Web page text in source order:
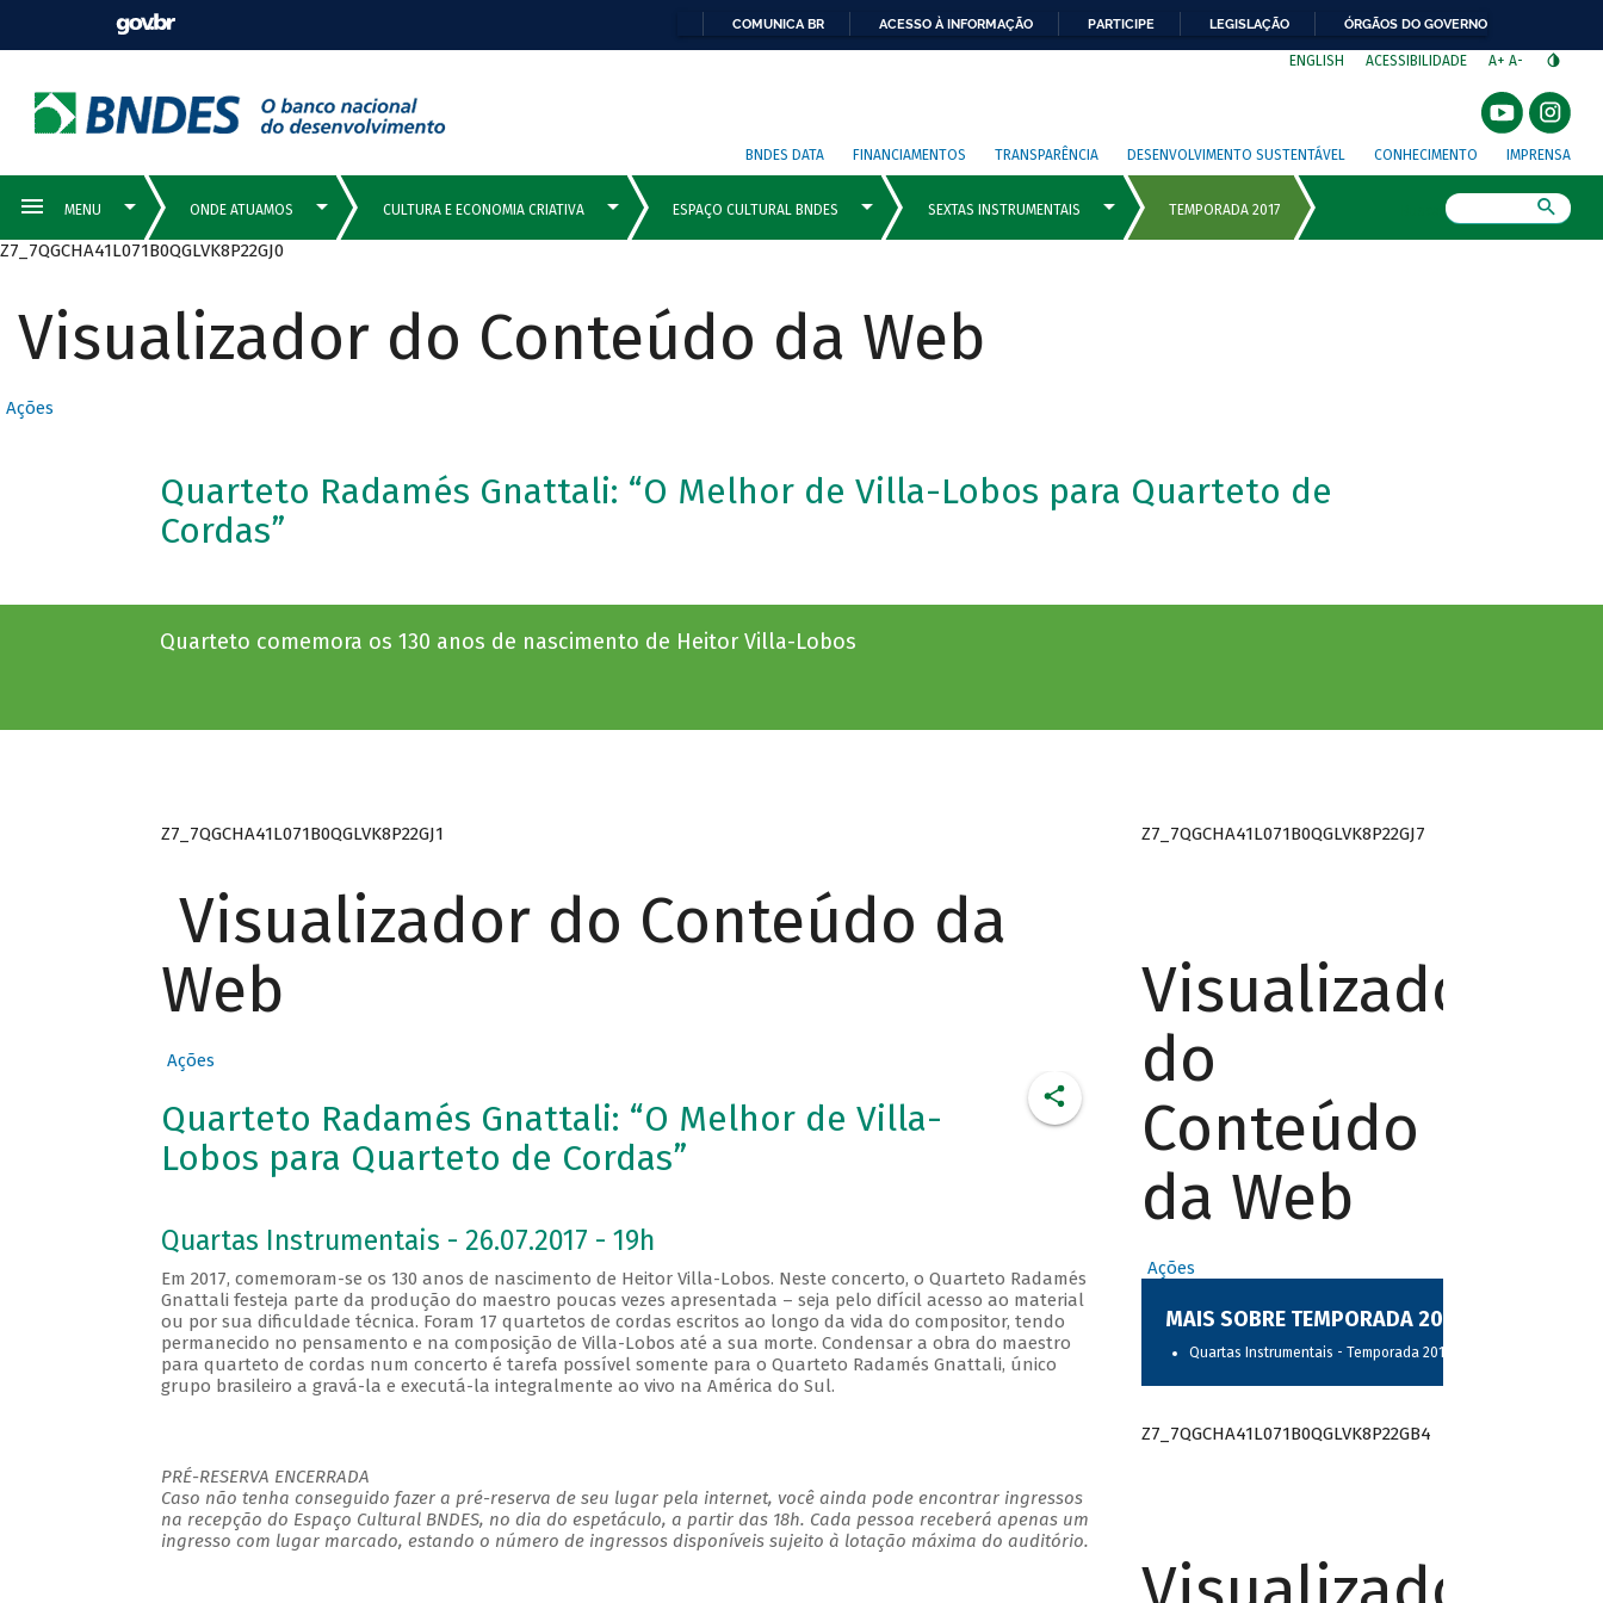
COMUNICA BR ACESSO À INFORMAÇÃO PARTICIPE LEGISLAÇÃO ÓRGÃOS DO GOVERNO
ENGLISH ACESSIBILIDADE A+ A-
BNDES DATA FINANCIAMENTOS TRANSPARÊNCIA DESENVOLVIMENTO SUSTENTÁVEL CONHECIMENTO IMPRENSA
Z7_7QGCHA41L071B0QGLVK8P22GJ0
Visualizador do Conteúdo da Web
Ações
Quarteto Radamés Gnattali: “O Melhor de Villa-Lobos para Quarteto de
Cordas”
Quarteto comemora os 130 anos de nascimento de Heitor Villa-Lobos
Z7_7QGCHA41L071B0QGLVK8P22GJ1
Visualizador do Conteúdo da
Web
Ações
Quarteto Radamés Gnattali: “O Melhor de Villa-
Lobos para Quarteto de Cordas”
Quartas Instrumentais - 26.07.2017 - 19h
Em 2017, comemoram-se os 130 anos de nascimento de Heitor Villa-Lobos. Neste concerto, o Quarteto Radamés
Gnattali festeja parte da produção do maestro poucas vezes apresentada – seja pelo difícil acesso ao material
ou por sua dificuldade técnica. Foram 17 quartetos de cordas escritos ao longo da vida do compositor, tendo
permanecido no pensamento e na composição de Villa-Lobos até a sua morte. Condensar a obra do maestro
para quarteto de cordas num concerto é tarefa possível somente para o Quarteto Radamés Gnattali, único
grupo brasileiro a gravá-la e executá-la integralmente ao vivo na América do Sul.
PRÉ-RESERVA ENCERRADA
Caso não tenha conseguido fazer a pré-reserva de seu lugar pela internet, você ainda pode encontrar ingressos
na recepção do Espaço Cultural BNDES, no dia do espetáculo, a partir das 18h. Cada pessoa receberá apenas um
ingresso com lugar marcado, estando o número de ingressos disponíveis sujeito à lotação máxima do auditório. ​
Z7_7QGCHA41L071B0QGLVK8P22GJ7
Visualizador
do
Conteúdo
da Web
Ações
MAIS SOBRE TEMPORADA 2017
Quartas Instrumentais - Temporada 2017
Z7_7QGCHA41L071B0QGLVK8P22GB4